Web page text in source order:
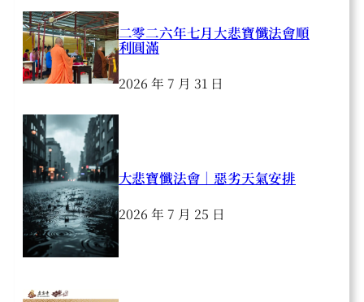
二零二六年七月大悲寶懺法會順
利圓滿
2026 年 7 月 31 日
大悲寶懺法會｜惡劣天氣安排
2026 年 7 月 25 日